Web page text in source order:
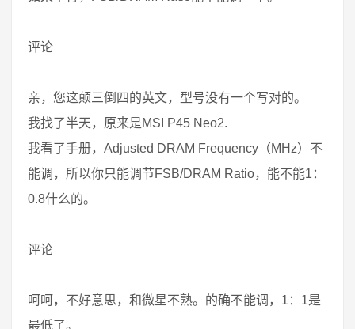
评论
亲，您这颠三倒四的英文，型号没有一个写对的。
我找了半天，原来是MSI P45 Neo2.
我看了手册，Adjusted DRAM Frequency（MHz）不
能调，所以你只能调节FSB/DRAM Ratio，能不能1：
0.8什么的。
评论
呵呵，不好意思，和微星不熟。的确不能调，1：1是
最低了。